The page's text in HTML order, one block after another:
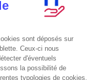
professionnel de
Professionals
démarche de soutien
Marketing